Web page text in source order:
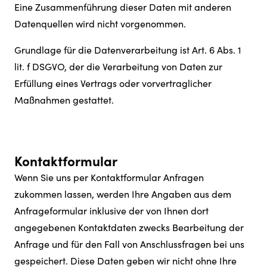
Eine Zusammenführung dieser Daten mit anderen
Datenquellen wird nicht vorgenommen.
Grundlage für die Datenverarbeitung ist Art. 6 Abs. 1
lit. f DSGVO, der die Verarbeitung von Daten zur
Erfüllung eines Vertrags oder vorvertraglicher
Maßnahmen gestattet.
Kontaktformular
Wenn Sie uns per Kontaktformular Anfragen
zukommen lassen, werden Ihre Angaben aus dem
Anfrageformular inklusive der von Ihnen dort
angegebenen Kontaktdaten zwecks Bearbeitung der
Anfrage und für den Fall von Anschlussfragen bei uns
gespeichert. Diese Daten geben wir nicht ohne Ihre